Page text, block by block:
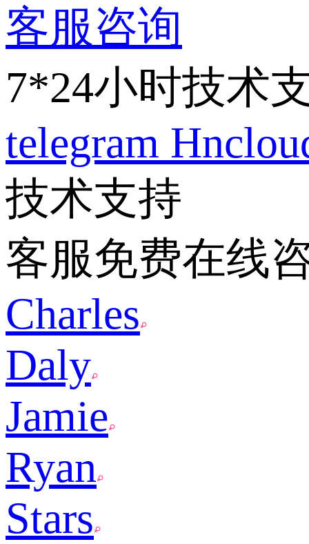
客服咨询
7*24小时技术
telegram
技术支持
客服免费在线
Charles
Daly
Jamie
Ryan
Stars